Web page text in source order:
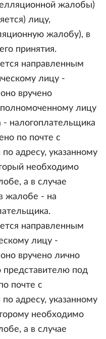
жалобы)
лицу,
жалобу), в
принятия.
направленным
лицу -
вручено
лицу
- налогоплательщика
по почте с
адресу, указанному
необходимо
а в случае
жалобе - на
направленным
лицу -
вручено лично
представителю под
почте с
адресу, указанному
необходимо
а в случае